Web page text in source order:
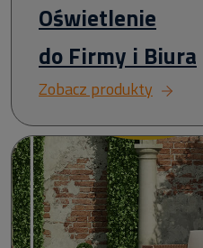
Oświetlenie
do Firmy i Biura
Zobacz produkty